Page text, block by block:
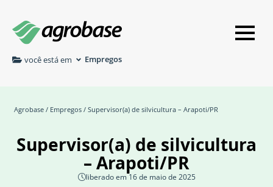
você está em Empregos
Agrobase / Empregos / Supervisor(a) de silvicultura – Arapoti/PR
Supervisor(a) de silvicultura
– Arapoti/PR
liberado em 16 de maio de 2025